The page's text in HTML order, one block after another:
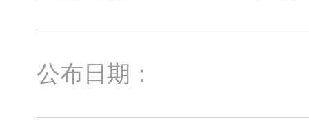
公布日期：